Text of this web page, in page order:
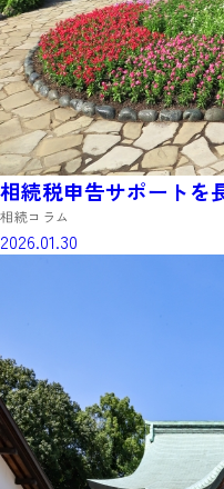
相続税申告サポートを
相続コラム
2026.01.30